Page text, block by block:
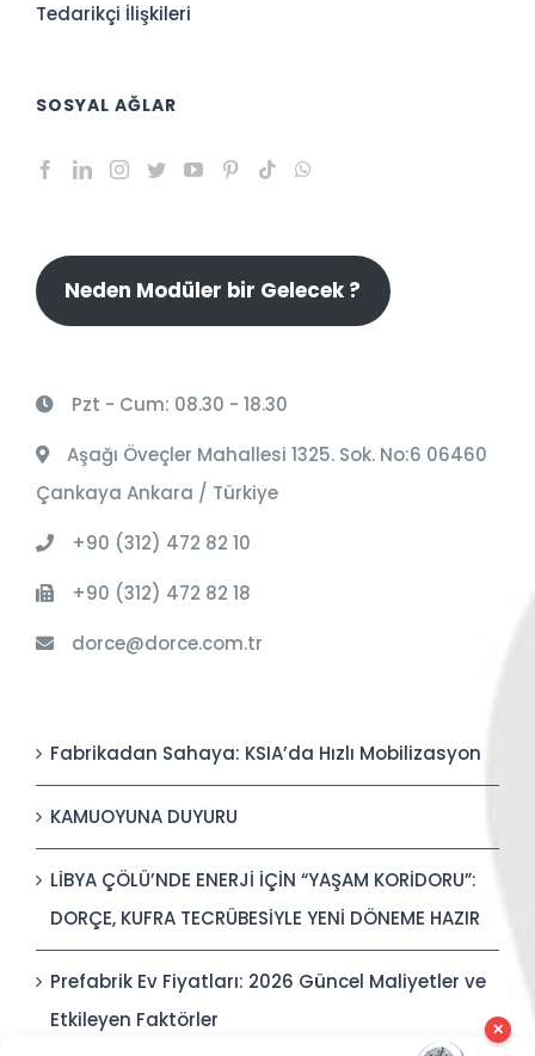
Tedarikçi İlişkileri
SOSYAL AĞLAR
Neden Modüler bir Gelecek ?
Pzt - Cum: 08.30 - 18.30
Aşağı Öveçler Mahallesi 1325. Sok. No:6 06460
Çankaya Ankara / Türkiye
+90 (312) 472 82 10
+90 (312) 472 82 18
dorce@dorce.com.tr
Fabrikadan Sahaya: KSIA’da Hızlı Mobilizasyon
KAMUOYUNA DUYURU
LİBYA ÇÖLÜ’NDE ENERJİ İÇİN “YAŞAM KORİDORU”:
DORÇE, KUFRA TECRÜBESİYLE YENİ DÖNEME HAZIR
Prefabrik Ev Fiyatları: 2026 Güncel Maliyetler ve
Etkileyen Faktörler
✕